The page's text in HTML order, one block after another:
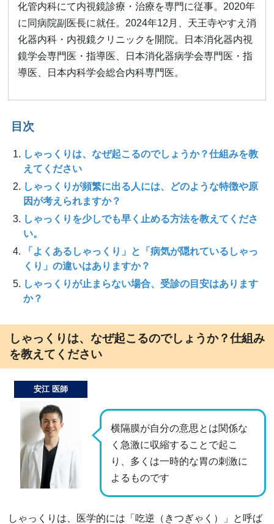
化管内科にて内視鏡診療・治療を専門に従事。2020年
に同病院副医長に就任。2024年12月、天王寺やすえ消
化器内科・内視鏡クリニックを開院。日本消化器内視
鏡学会専門医・指導医、日本消化器病学会専門医・指
導医、日本内科学会総合内科専門医。
目次
しゃっくりは、なぜ起こるのでしょうか？仕組みを教
えてください
しゃっくりが頻繁に出る人には、どのような特徴や原
因が考えられますか？
しゃっくりを少しでも早く止める方法を教えてくださ
い。
「よくあるしゃっくり」と「病気が隠れているしゃっ
くり」の違いはありますか？
しゃっくりが止まらない場合、受診の目安はあります
か？
しゃっくりは、なぜ起こるのでしょうか？仕組み
を教えてください
横隔膜が自分の意思とは関係な
く急激に収縮することで起こ
り、多くは一時的な胃の刺激に
よるものです
安江 医師
しゃっくりは、医学的には「吃逆（きつぎゃく）」と呼ば